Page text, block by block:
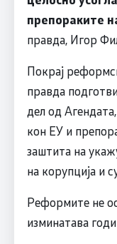
препораките
правда, Игор
Покрај
правда
дел од
кон ЕУ и
заштита на
на корупција и
Реформите не
изминатава